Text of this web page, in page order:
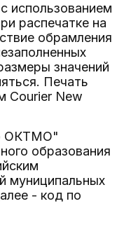
использованием
распечатке на
обрамления
значений
Печать
Courier New
ОКТМО"
образования
муниципальных
- код по